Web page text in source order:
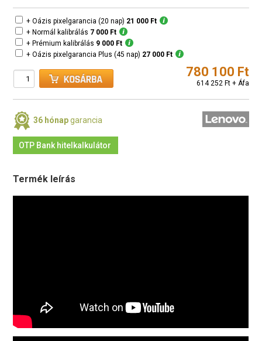
+ Oázis pixelgarancia (20 nap) 21 000 Ft
+ Normál kalibrálás 7 000 Ft
+ Prémium kalibrálás 9 000 Ft
+ Oázis pixelgarancia Plus (45 nap) 27 000 Ft
780 100 Ft
614 252 Ft + Áfa
36 hónapgarancia
OTP Bank hitelkalkulátor
Termék leírás